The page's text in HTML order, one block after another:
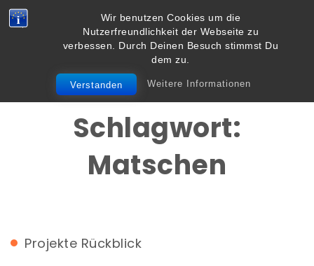
Wir benutzen Cookies um die
Nutzerfreundlichkeit der Webseite zu
verbessen. Durch Deinen Besuch stimmst Du
dem zu.
Verstanden Weitere Informationen
Skip to content
Vielbegabt.de
Toggle
navigation
Schlagwort:
Matschen
Projekte Rückblick